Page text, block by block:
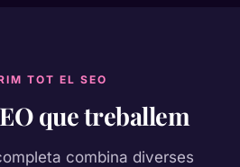
TOT EL SEO
que treballem
combina diverses